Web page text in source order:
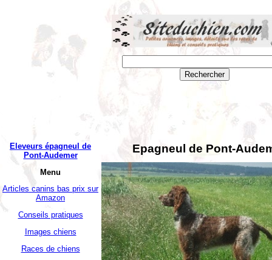
Eleveurs épagneul de
Pont-Audemer
Menu
Articles canins bas prix sur
Amazon
Conseils pratiques
Images chiens
Races de chiens
Epagneul de Pont-